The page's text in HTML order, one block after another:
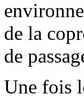
de la
de
Une fois